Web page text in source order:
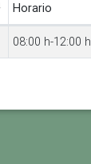
Horario
08:00 h-12:00 h